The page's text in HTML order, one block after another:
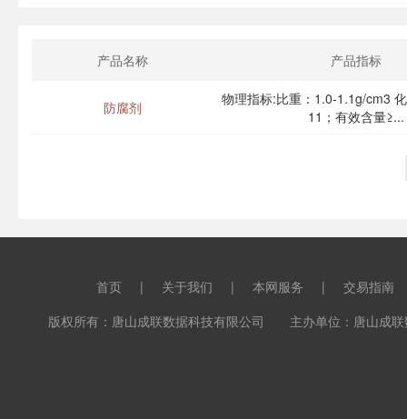
产品名称 产品指标
防腐剂
物理指标:比重：1.0-1.1g/cm3
11；有效含量≥...
首页 | 关于我们 | 本网服务 |
交易指南
版权所有：唐山成联数据科技有限公司 主办单位：唐山成